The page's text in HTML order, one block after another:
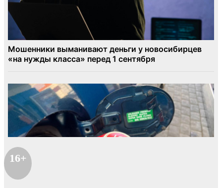
16+